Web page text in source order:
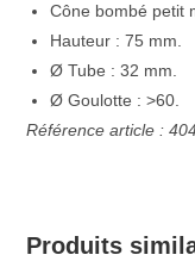
Cône bombé petit
Hauteur : 75 mm.
Ø Tube : 32 mm.
Ø Goulotte : >60.
Référence article :
Produits